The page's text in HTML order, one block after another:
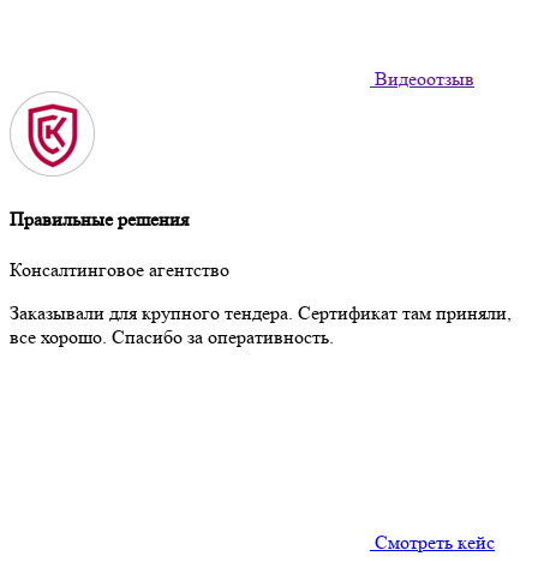
Видеоотзыв
Правильные решения
Консалтинговое агентство
Заказывали для крупного тендера. Сертификат там приняли,
все хорошо. Спасибо за оперативность.
Смотреть кейс